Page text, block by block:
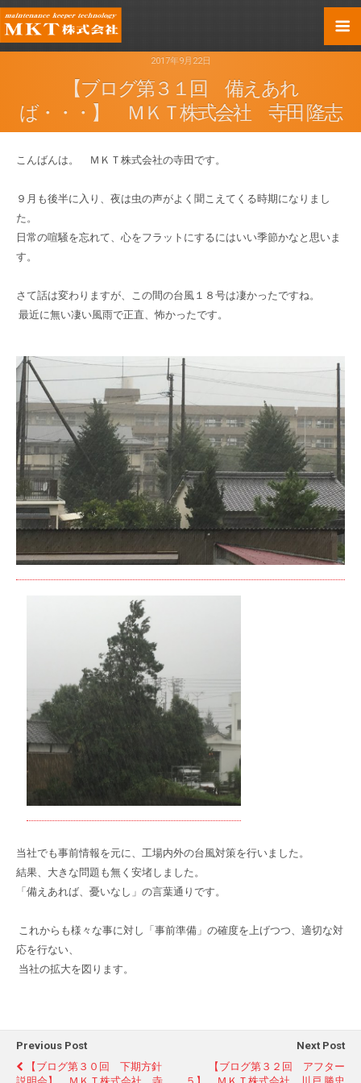
2017年9月22日
【ブログ第３１回 備えあれ
ば・・・】 ＭＫＴ株式会社 寺田 隆志
こんばんは。 ＭＫＴ株式会社の寺田です。
９月も後半に入り、夜は虫の声がよく聞こえてくる時期になりまし
た。
日常の喧騒を忘れて、心をフラットにするにはいい季節かなと思いま
す。
さて話は変わりますが、この間の台風１８号は凄かったですね。
最近に無い凄い風雨で正直、怖かったです。
当社でも事前情報を元に、工場内外の台風対策を行いました。
結果、大きな問題も無く安堵しました。
「備えあれば、憂いなし」の言葉通りです。
これからも様々な事に対し「事前準備」の確度を上げつつ、適切な対
応を行ない、
当社の拡大を図ります。
Previous Post
【ブログ第３０回 下期方針
Next Post
【ブログ第３２回 アフター